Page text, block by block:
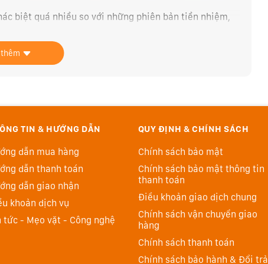
biệt quá nhiều so với những phiên bản tiền nhiệm,
loại sang trọng, trong khi bên dưới là lớp phủ nhựa
TIN & HƯỚNG DẪN
dẫn mua hàng
dẫn thanh toán
dẫn giao nhận
khoản dịch vụ
tức - Mẹo vặt - Công nghệ
QUY ĐỊNH & CHÍNH SÁCH
Chính sách bảo mật
Chính sách bảo mật thông tin
thanh toán
Điều khoản giao dịch chung
Chính sách vận chuyển giao
hàng
Chính sách thanh toán
Chính sách bảo hành & Đổi trả